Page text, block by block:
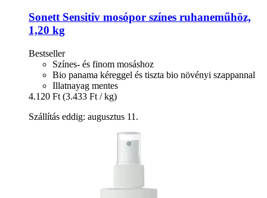
SonettSensitiv mosópor színes ruhaneműhöz,
1,20 kg
Bestseller
Színes- és finom mosáshoz
Bio panama kéreggel és tiszta bio növényi szappannal
Illatnayag mentes
4.120 Ft (3.433 Ft / kg)
Szállítás eddig: augusztus 11.